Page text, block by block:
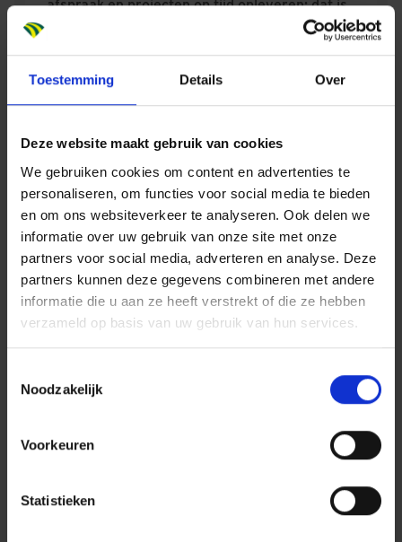
Toestemming Details Over
Deze website maakt gebruik van cookies
We gebruiken cookies om content en advertenties te
personaliseren, om functies voor social media te bieden
en om ons websiteverkeer te analyseren. Ook delen we
informatie over uw gebruik van onze site met onze
partners voor social media, adverteren en analyse. Deze
partners kunnen deze gegevens combineren met andere
informatie die u aan ze heeft verstrekt of die ze hebben
verzameld op basis van uw gebruik van hun services.
Noodzakelijk
Voorkeuren
Statistieken
afspraak en projecten op tijd opleveren: dat is
waar wij voor staan. Wij helpen mensen op weg
naar hun volgende bestemming. Dit doen wij
door mensen, locaties, organisaties en hun
ambities te verbinden. Als familiebedrijf
bouwen van een netwerk van iedereen voor
iedereen, omdat je samen verder komt dan
BETROKKEN EN LOKAAL
waar zij actief zijn. Wij voelen daardoor als geen
gemeenschappen waar wij actief zijn. Onze lokale
(infra)oplossing. Dit maakte ons als familiebedrijf een